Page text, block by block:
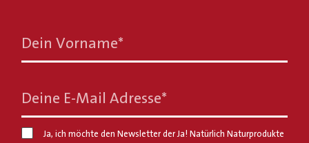
Dein Vorname*
Deine E-Mail Adresse*
Ja, ich möchte den Newsletter der Ja! Natürlich Naturprodukte